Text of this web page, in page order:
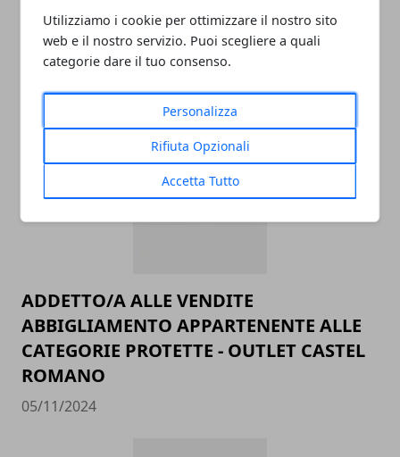
Utilizziamo i cookie per ottimizzare il nostro sito
web e il nostro servizio. Puoi scegliere a quali
categorie dare il tuo consenso.
Personalizza
Rifiuta Opzionali
Accetta Tutto
ADDETTO/A ALLE VENDITE
ABBIGLIAMENTO APPARTENENTE ALLE
CATEGORIE PROTETTE - OUTLET CASTEL
ROMANO
05/11/2024